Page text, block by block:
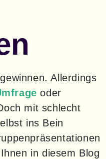
Allerdings
oder
mit schlecht
ins Bein
in diesem Blog